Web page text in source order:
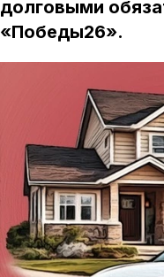
долговыми
«Победы26».